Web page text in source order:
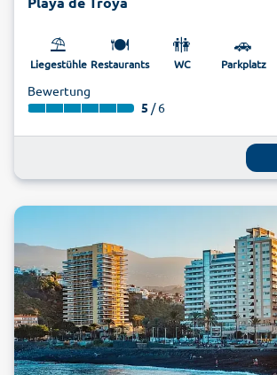
⛱️
Liegestühle
🍽️
Restaurants
🚻
WC
🚗
Parkplatz
Bewertung
5 / 6